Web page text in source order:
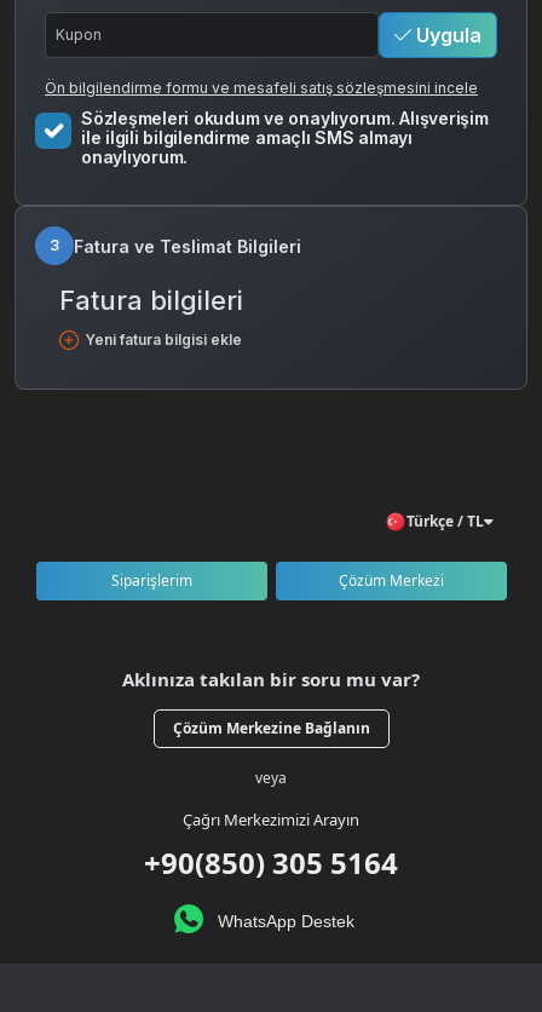
Uygula
Ön bilgilendirme formu ve mesafeli satış sözleşmesini incele
Sözleşmeleri okudum ve onaylıyorum. Alışverişim
ile ilgili bilgilendirme amaçlı SMS almayı
onaylıyorum.
3 Fatura ve Teslimat Bilgileri
Fatura bilgileri
Yeni fatura bilgisi ekle
Türkçe / TL
Siparişlerim Çözüm Merkezi
Aklınıza takılan bir soru mu var?
Çözüm Merkezine Bağlanın
veya
Çağrı Merkezimizi Arayın
+90(850) 305 5164
WhatsApp Destek